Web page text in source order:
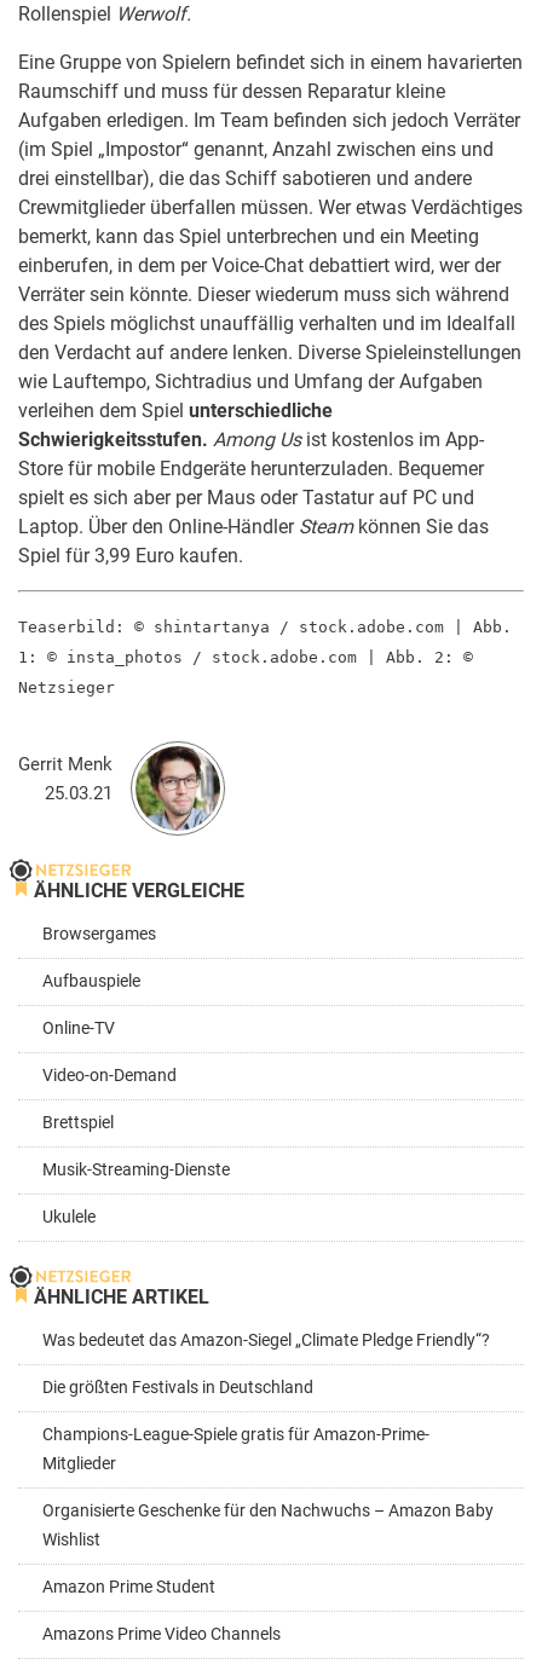
Rollenspiel Werwolf.
Eine Gruppe von Spielern befindet sich in einem havarierten
Raumschiff und muss für dessen Reparatur kleine
Aufgaben erledigen. Im Team befinden sich jedoch Verräter
(im Spiel „Impostor“ genannt, Anzahl zwischen eins und
drei einstellbar), die das Schiff sabotieren und andere
Crewmitglieder überfallen müssen. Wer etwas Verdächtiges
bemerkt, kann das Spiel unterbrechen und ein Meeting
einberufen, in dem per Voice-Chat debattiert wird, wer der
Verräter sein könnte. Dieser wiederum muss sich während
des Spiels möglichst unauffällig verhalten und im Idealfall
den Verdacht auf andere lenken. Diverse Spieleinstellungen
wie Lauftempo, Sichtradius und Umfang der Aufgaben
verleihen dem Spiel unterschiedliche
Schwierigkeitsstufen. Among Us ist kostenlos im App-
Store für mobile Endgeräte herunterzuladen. Bequemer
spielt es sich aber per Maus oder Tastatur auf PC und
Laptop. Über den Online-Händler Steam können Sie das
Spiel für 3,99 Euro kaufen.
Teaserbild: © shintartanya / stock.adobe.com | Abb.
1: © insta_photos / stock.adobe.com | Abb. 2: ©
Netzsieger
Gerrit Menk
25.03.21
ÄHNLICHE VERGLEICHE
Browsergames
Aufbauspiele
Online-TV
Video-on-Demand
Brettspiel
Musik-Streaming-Dienste
Ukulele
ÄHNLICHE ARTIKEL
Was bedeutet das Amazon-Siegel „Climate Pledge Friendly“?
Die größten Festivals in Deutschland
Champions-League-Spiele gratis für Amazon-Prime-
Mitglieder
Organisierte Geschenke für den Nachwuchs – Amazon Baby
Wishlist
Amazon Prime Student
Amazons Prime Video Channels